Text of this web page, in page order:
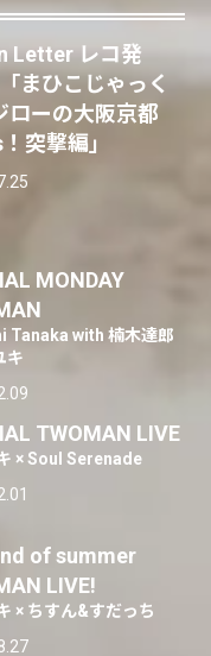
Letter レコ発
まひこじゃっく
ローの大阪京都
突撃編」
MONDAY
Tanaka with 楠木達郎
キ
TWOMAN LIVE
× Soul Serenade
of summer
LIVE!
× ちすん&すだっち